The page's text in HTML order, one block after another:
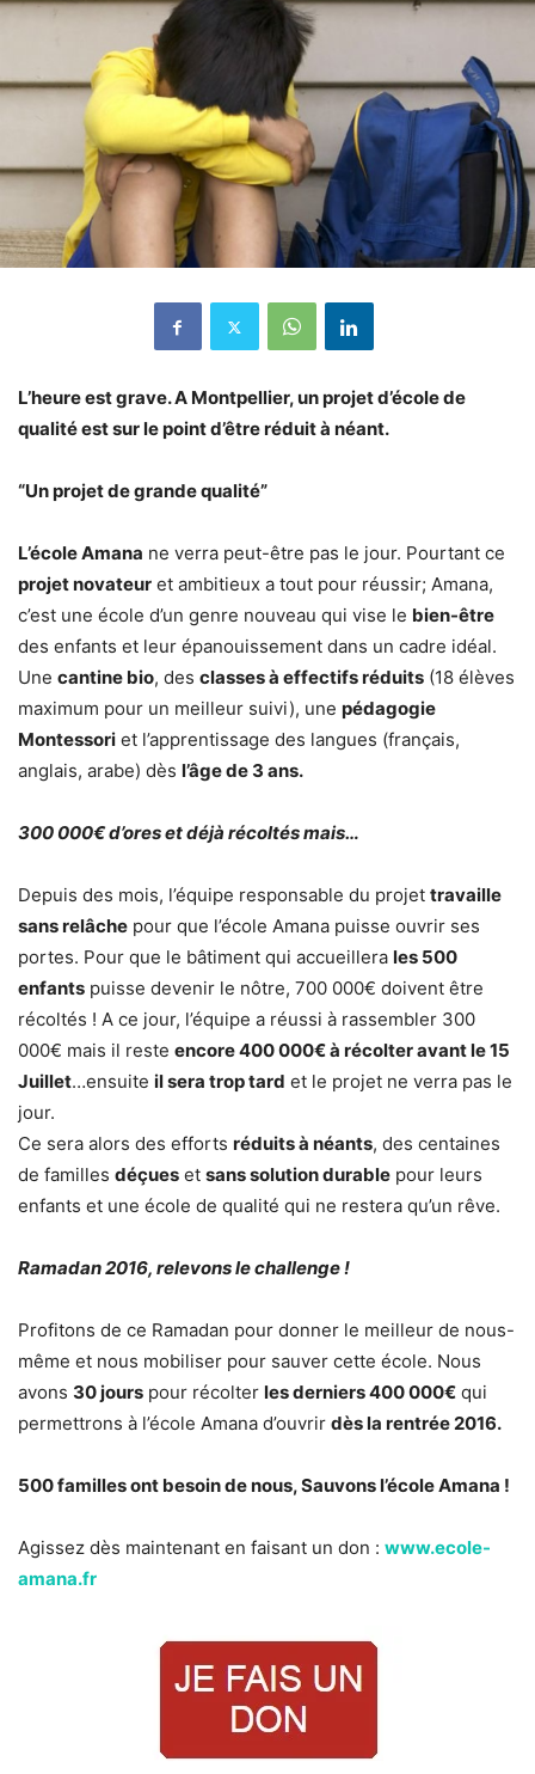
L’heure est grave. A Montpellier, un projet d’école de
qualité est sur le point d’être réduit à néant.
“Un projet de grande qualité”
L’école Amana ne verra peut-être pas le jour. Pourtant ce
projet novateur et ambitieux a tout pour réussir; Amana,
c’est une école d’un genre nouveau qui vise le bien-être
des enfants et leur épanouissement dans un cadre idéal.
Une cantine bio, des classes à effectifs réduits (18 élèves
maximum pour un meilleur suivi), une pédagogie
Montessori et l’apprentissage des langues (français,
anglais, arabe) dès l’âge de 3 ans.
300 000€ d’ores et déjà récoltés mais…
Depuis des mois, l’équipe responsable du projet travaille
sans relâche pour que l’école Amana puisse ouvrir ses
portes. Pour que le bâtiment qui accueillera les 500
enfants puisse devenir le nôtre, 700 000€ doivent être
récoltés ! A ce jour, l’équipe a réussi à rassembler 300
000€ mais il reste encore 400 000€ à récolter avant le 15
Juillet…ensuite il sera trop tard et le projet ne verra pas le
jour.
Ce sera alors des efforts réduits à néants, des centaines
de familles déçues et sans solution durable pour leurs
enfants et une école de qualité qui ne restera qu’un rêve.
Ramadan 2016, relevons le challenge !
Profitons de ce Ramadan pour donner le meilleur de nous-
même et nous mobiliser pour sauver cette école. Nous
avons 30 jours pour récolter les derniers 400 000€ qui
permettrons à l’école Amana d’ouvrir dès la rentrée 2016.
500 familles ont besoin de nous, Sauvons l’école Amana !
Agissez dès maintenant en faisant un don : www.ecole-
amana.fr